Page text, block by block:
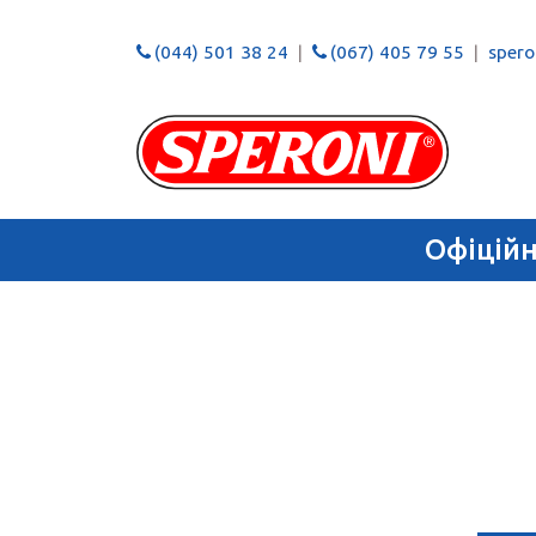
(044) 501 38 24 (067) 405 79 55